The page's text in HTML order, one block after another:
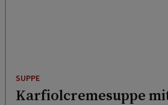
Karfiolcremesuppe
Croutons